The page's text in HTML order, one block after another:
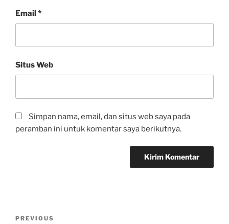
Email*
Situs Web
Simpan nama, email, dan situs web saya pada
peramban ini untuk komentar saya berikutnya.
PREVIOUS